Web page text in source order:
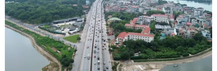
05/08/2026 03:11
Nét quê mộc mạc ở chợ
phường Vị Thanh giữa lòng thành
phố Cần Thơ